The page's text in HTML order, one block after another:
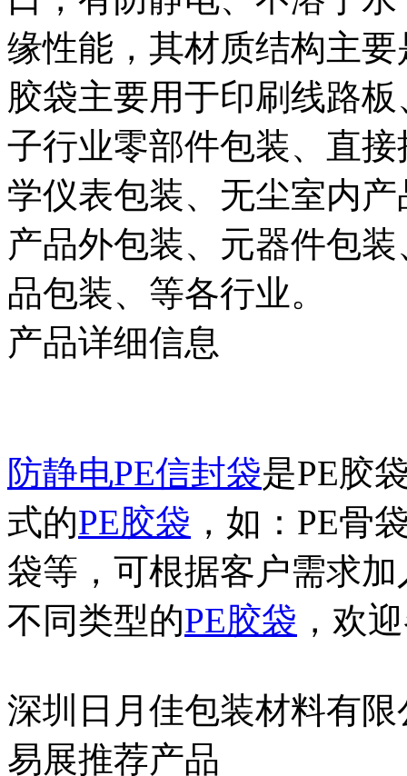
缘性能，其材质结构主
胶袋主要用于印刷线路
子行业零部件包装、直
学仪表包装、无尘室内
产品外包装、元器件包
品包装、等各行业。
产品详细信息
防静电PE信封袋是PE胶
式的PE胶袋 ，如：PE骨
袋等，可根据客户需求
不同类型的PE胶袋 ，欢
深圳日月佳包装材料有
易展推荐产品